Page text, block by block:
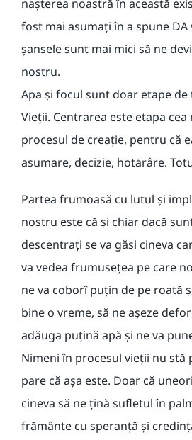
nașterea noastră în această
fost mai asumați în a spune DA
șansele sunt mai mici să ne
nostru.
Apa și focul sunt doar etape
Vieții. Centrarea este etapa
procesul de creație, pentru că
asumare, decizie, hotărâre.
Partea frumoasă cu lutul și
nostru este că și chiar dacă
descentrați se va găsi cineva
va vedea frumusețea pe care
ne va coborî puțin de pe roată
bine o vreme, să ne așeze
adăuga puțină apă și ne va
Nimeni în procesul vieții nu stă
pare că așa este. Doar că
cineva să ne țină sufletul în
frământe cu speranță și